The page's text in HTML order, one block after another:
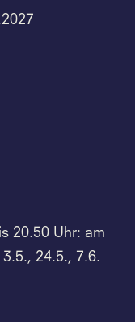
20.50 Uhr: am
24.5., 7.6.